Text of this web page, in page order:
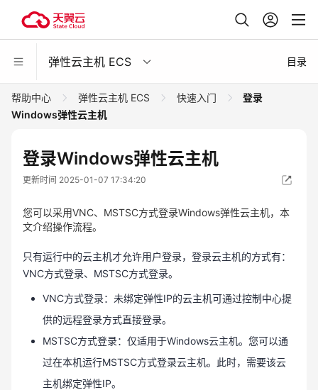
弹性云主机 ECS 目录
帮助中心 弹性云主机 ECS 快速入门
登录
Windows弹性云主机
登录Windows弹性云主机
更新时间 2025-01-07 17:34:20
您可以采用VNC、MSTSC方式登录Windows弹性云主机，本
文介绍操作流程。
只有运行中的云主机才允许用户登录，登录云主机的方式有：
VNC方式登录、MSTSC方式登录。
VNC方式登录：未绑定弹性IP的云主机可通过控制中心提
供的远程登录方式直接登录。
MSTSC方式登录：仅适用于Windows云主机。您可以通
过在本机运行MSTSC方式登录云主机。此时，需要该云
主机绑定弹性IP。